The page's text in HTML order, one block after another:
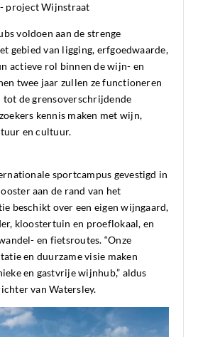
project Wijnstraat
voldoen aan de strenge
gebied van ligging, erfgoedwaarde,
actieve rol binnen de wijn- en
twee jaar zullen ze functioneren
tot de grensoverschrijdende
kennis maken met wijn,
en cultuur.
sportcampus gevestigd in
aan de rand van het
beschikt over een eigen wijngaard,
kloostertuin en proeflokaal, en
en fietsroutes. “Onze
en duurzame visie maken
en gastvrije wijnhub,” aldus
van Watersley.